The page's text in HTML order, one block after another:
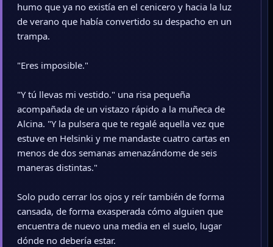
humo que ya no existía en el cenicero y hacia la luz
de verano que había convertido su despacho en un
trampa.
"Eres imposible."
"Y tú llevas mi vestido." una risa pequeña
acompañada de un vistazo rápido a la muñeca de
Alcina. "Y la pulsera que te regalé aquella vez que
estuve en Helsinki y me mandaste cuatro cartas en
menos de dos semanas amenazándome de seis
maneras distintas."
Solo pudo cerrar los ojos y reír también de forma
cansada, de forma exasperada cómo alguien que
encuentra de nuevo una media en el suelo, lugar
dónde no debería estar.